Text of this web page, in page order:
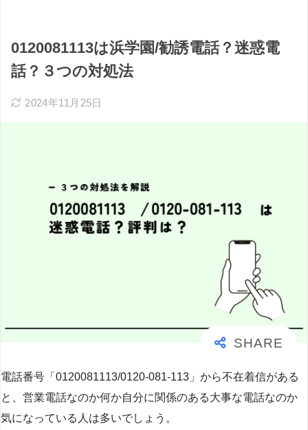
0120081113は浜学園/勧誘電話？迷惑電
話？３つの対処法
2024年11月25日
電話番号「0120081113/0120-081-113」から不在着信がある
と、営業電話なのか何か自分に関係のある大事な電話なのか
気になっている人は多いでしょう。